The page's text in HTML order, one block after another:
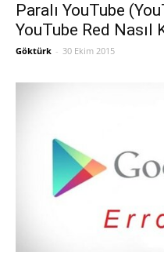
Paralı YouTube
YouTube Red Nasıl
Göktürk - 30 Ekim 2015